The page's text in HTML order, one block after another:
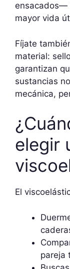
ensacados—
mayor vida
Fíjate
material:
garantizan
sustancias
mecánica,
elegir
El
pareja